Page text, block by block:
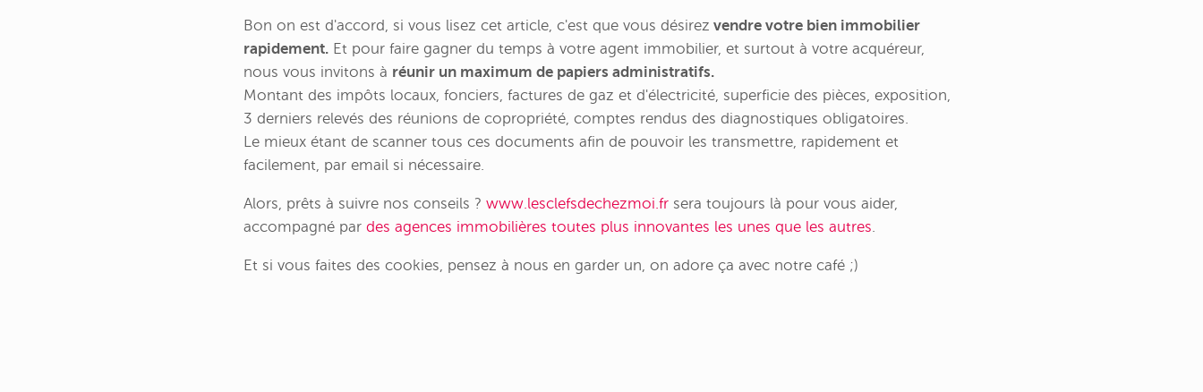
Bon on est d'accord, si vous lisez cet article, c'est que vous désirez vendre votre bien immobilier
rapidement. Et pour faire gagner du temps à votre agent immobilier, et surtout à votre acquéreur,
nous vous invitons à réunir un maximum de papiers administratifs.
Montant des impôts locaux, fonciers, factures de gaz et d'électricité, superficie des pièces, exposition,
3 derniers relevés des réunions de copropriété, comptes rendus des diagnostiques obligatoires.
Le mieux étant de scanner tous ces documents afin de pouvoir les transmettre, rapidement et
facilement, par email si nécessaire.
Alors, prêts à suivre nos conseils ? www.lesclefsdechezmoi.fr sera toujours là pour vous aider,
accompagné par des agences immobilières toutes plus innovantes les unes que les autres.
Et si vous faites des cookies, pensez à nous en garder un, on adore ça avec notre café ;)